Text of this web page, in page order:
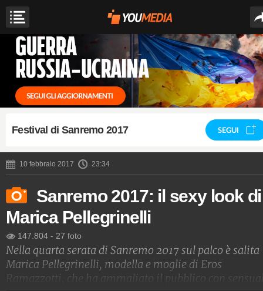
Festival di Sanremo 2017 SEGUI
10 febbraio 2017 23:34
Sanremo 2017: il sexy look di
Marica Pellegrinelli
147.804 - 27 foto
Nella quarta serata di Sanremo 2017 sul palco è salita
Marica Pellegrinelli, modella e moglie di Eros
Ramazzotti, che ha ammaliato il pubblico con